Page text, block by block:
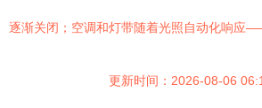
逐渐关闭；空调和灯带随着光照自动化响应
更新时间：2026-08-06